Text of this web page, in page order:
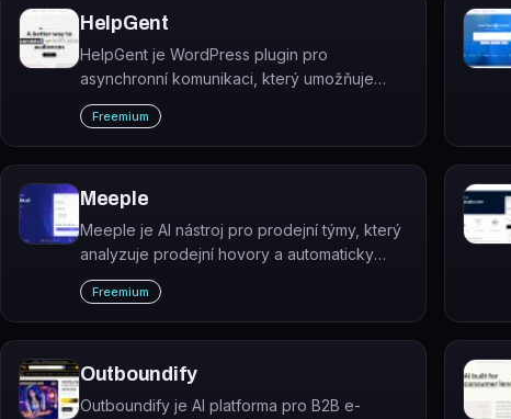
HelpGent
HelpGent je WordPress plugin pro
asynchronní komunikaci, který umožňuje
výměnu video zpráv, hlasových zpráv,
textových zpráv a nahrávek obrazovky
přímo na webu.
Freemium
Meeple
Meeple je AI nástroj pro prodejní týmy, který
analyzuje prodejní hovory a automaticky
generuje personalizované jednostránkové
mini-weby (one-pagery) pro efektivnější
follow-up.
Freemium
Outboundify
Outboundify je AI platforma pro B2B e-